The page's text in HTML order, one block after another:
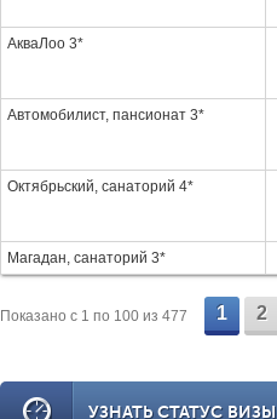
АкваЛоо 3*
Автомобилист, пансионат 3*
Октябрьский, санаторий 4*
Магадан, санаторий 3*
Показано c 1 по 100 из 477 1 2
УЗНАТЬ СТАТУС ВИЗЫ